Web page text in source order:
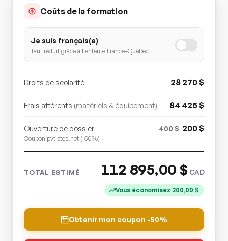
Coûts de la formation
Je suis français(e)
Tarif réduit grâce à l'entente France–Québec
Droits de scolarité 28 270$
Frais afférents (matériels & équipement) 84 425$
Ouverture de dossier
Coupon pvtistes.net (-50%)
400$ 200$
TOTAL ESTIMÉ 112 895,00 $ CAD
Vous économisez 200,00 $
Obtenir mon coupon -50%